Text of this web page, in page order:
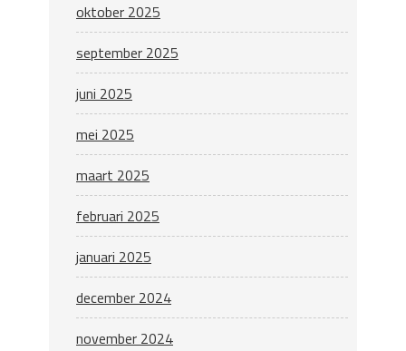
oktober 2025
september 2025
juni 2025
mei 2025
maart 2025
februari 2025
januari 2025
december 2024
november 2024